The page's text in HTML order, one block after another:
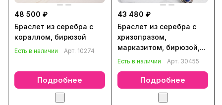
48 500 ₽
Браслет из серебра с
кораллом, бирюзой
Есть в наличии Арт. 10274
Подробнее
43 480 ₽
Браслет из серебра с
хризопразом,
марказитом, бирюзой,
ониксом, перламутром
Есть в наличии Арт. 30455
Подробнее